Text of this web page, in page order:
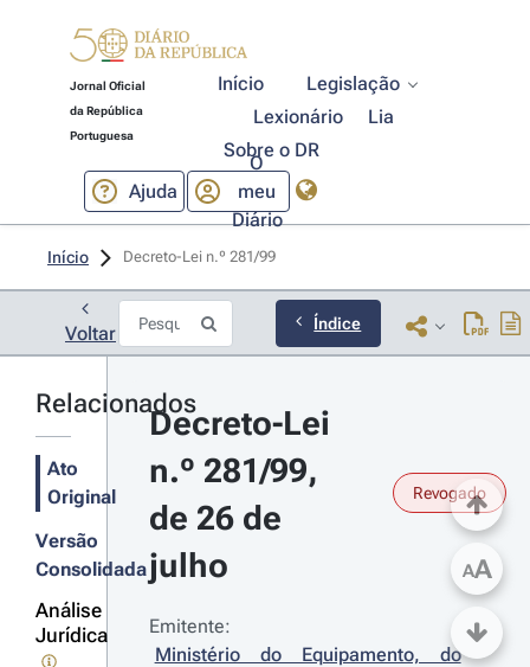
Jornal Oficial
da República
Portuguesa
Início
Legislação
Lexionário
Lia
Sobre o DR
Ajuda
O
meu
Diário
Início Decreto-Lei n.º 281/99
Voltar Índice
Relacionados
Ato
Original
Versão
Consolidada
Análise
Jurídica
Decreto-Lei
n.º 281/99,
de 26 de
julho
Revogado
Emitente:
Ministério do Equipamento, do
AA